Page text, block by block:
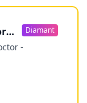
Diamant
-